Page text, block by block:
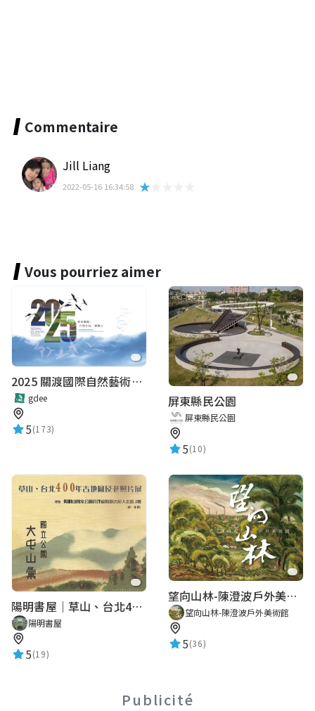
Commentaire
Jill Liang
2022-05-16 16:34:58 ★★★★★
Vous pourriez aimer
2025 關渡國際自然藝術季 Guandu International Nature Art Festival
gdee
5(173)
屏東縣民公園
屏東縣民公園
5(10)
陽明書屋｜草山、台北400年古地圖老照片展｜智慧導覽
陽明書屋
5(19)
望向山林-陳澄波戶外美術館
望向山林-陳澄波戶外美術館
5(36)
Publicité